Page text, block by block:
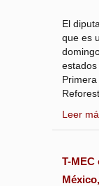
El
que es
Leer
T-MEC